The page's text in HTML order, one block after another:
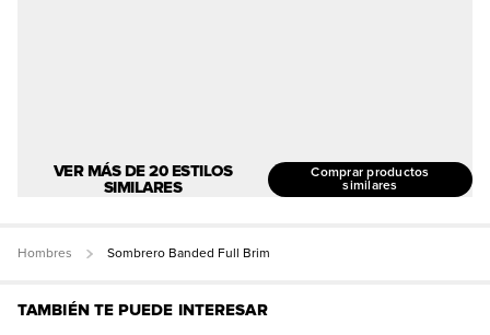
VER MÁS DE 20 ESTILOS
SIMILARES
Comprar productos
similares
Hombres Sombrero Banded Full Brim
TAMBIÉN TE PUEDE INTERESAR